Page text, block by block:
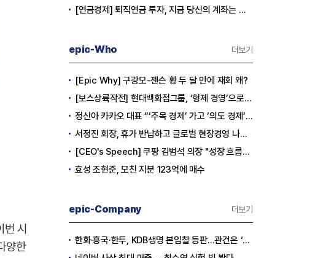
시
양한
[연금경제] 퇴직연금 투자, 지금 당신의 계좌는 어느 편인가?
epic-Who 더보기
[Epic Why] 구광모-젠슨 황 두 달 만에 재회 왜?
[보스상륙작전] 현대백화점그룹, ‘형제 경영’으로 방향 틀었다
정신아 카카오 대표 “‘주목 경제’ 가고 ‘의도 경제’ 왔다”
서정진 회장, 휴가 반납하고 글로벌 현장경영 나선다
[CEO's Speech] 쿠팡 김범석 의장 "성장 흐름은 변하지 않았다"
효성 조현준, 모친 지분 123억에 매수
epic-Company 더보기
한화·흥국·한투, KDB생명 본입찰 등판…관건은 ‘산은 증자 규모’